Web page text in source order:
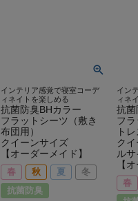
インテリア感覚で寝室コーデ
ィネイトを楽しめる
抗菌防臭BHカラー
フラットシーツ（敷き
布団用）
クイーンサイズ
【オーダーメイド】
春 秋 夏
冬
抗菌防臭
イン
ィネ
抗菌
フ
トレ
ク
ル
【
春